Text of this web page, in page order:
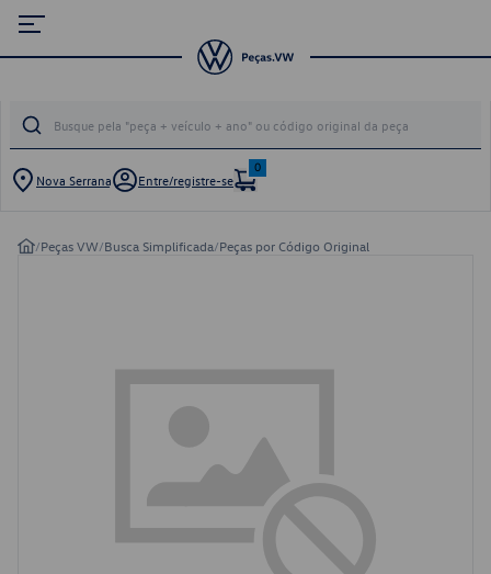
Nova Serrana Entre/registre-se
0
/Peças VW/Busca Simplificada/Peças por Código Original